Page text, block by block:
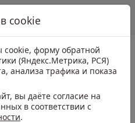
cookie
cookie, форму обратной
(Яндекс.Метрика, РСЯ)
анализа трафика и показа
вы даёте согласие на
в соответствии с
.